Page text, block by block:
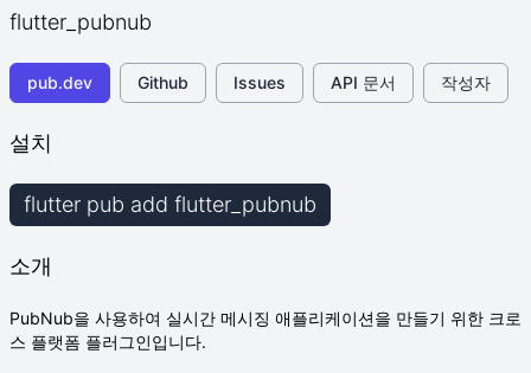
flutter_pubnub
pub.dev Github Issues API 문서 작성자
설치
flutter pub add flutter_pubnub
소개
PubNub을 사용하여 실시간 메시징 애플리케이션을 만들기 위한 크로
스 플랫폼 플러그인입니다.